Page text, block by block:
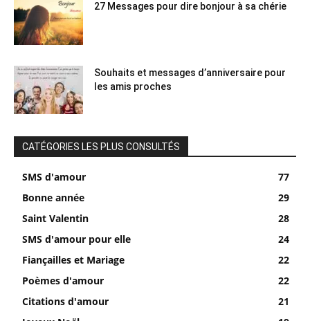
27 Messages pour dire bonjour à sa chérie
Souhaits et messages d’anniversaire pour
les amis proches
CATÉGORIES LES PLUS CONSULTÉS
SMS d'amour
77
Bonne année
29
Saint Valentin
28
SMS d'amour pour elle
24
Fiançailles et Mariage
22
Poèmes d'amour
22
Citations d'amour
21